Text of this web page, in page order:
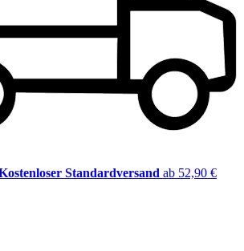
Standardversand ab 52,90 €